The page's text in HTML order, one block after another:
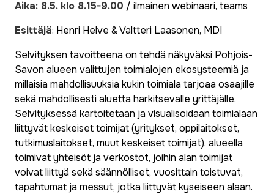
Aika: 8.5. klo 8.15-9.00 / ilmainen webinaari, teams
Esittäjä: Henri Helve & Valtteri Laasonen, MDI
Selvityksen tavoitteena on tehdä näkyväksi Pohjois-
Savon alueen valittujen toimialojen ekosysteemiä ja
millaisia mahdollisuuksia kukin toimiala tarjoaa osaajille
sekä mahdollisesti aluetta harkitsevalle yrittäjälle.
Selvityksessä kartoitetaan ja visualisoidaan toimialaan
liittyvät keskeiset toimijat (yritykset, oppilaitokset,
tutkimuslaitokset, muut keskeiset toimijat), alueella
toimivat yhteisöt ja verkostot, joihin alan toimijat
voivat liittyä sekä säännölliset, vuosittain toistuvat,
tapahtumat ja messut, jotka liittyvät kyseiseen alaan.